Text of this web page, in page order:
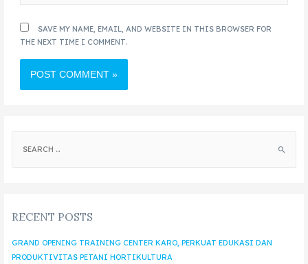
SAVE MY NAME, EMAIL, AND WEBSITE IN THIS BROWSER FOR
THE NEXT TIME I COMMENT.
RECENT POSTS
GRAND OPENING TRAINING CENTER KARO, PERKUAT EDUKASI DAN
PRODUKTIVITAS PETANI HORTIKULTURA